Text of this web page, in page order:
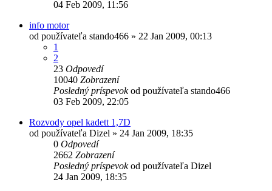
04 Feb 2009, 11:56
info motor
od používateľa stando466 » 22 Jan 2009, 00:13
1
2
23 Odpovedí
10040 Zobrazení
Posledný príspevokod používateľa stando466
03 Feb 2009, 22:05
Rozvody opel kadett 1,7D
od používateľa Dizel » 24 Jan 2009, 18:35
0 Odpovedí
2662 Zobrazení
Posledný príspevokod používateľa Dizel
24 Jan 2009, 18:35